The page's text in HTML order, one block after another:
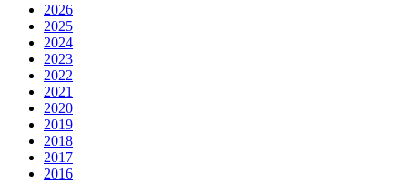
2026
2025
2024
2023
2022
2021
2020
2019
2018
2017
2016